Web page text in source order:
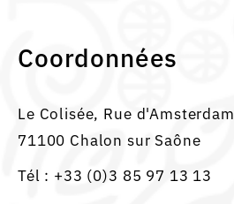
Coordonnées
Le Colisée, Rue d'Amsterdam
71100 Chalon sur Saône
Tél : +33 (0)3 85 97 13 13